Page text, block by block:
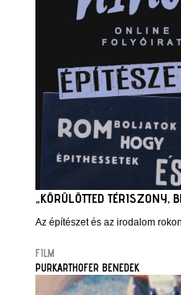
„KÖRÜLÖTTED TÉRISZONY,
Az építészet és az irodalom
FILM
PURKARTHOFER BENEDEK